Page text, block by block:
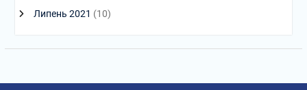
Липень 2021 (10)